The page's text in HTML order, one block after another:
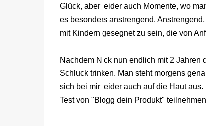
Glück, aber leider auch Momente, wo
es besonders anstrengend.
mit Kindern gesegnet zu sein, die von
Nachdem Nick nun endlich mit 2 Jahren
Schluck trinken. Man steht morgens
sich bei mir leider auch auf die Haut
Test von "Blogg dein Produkt"